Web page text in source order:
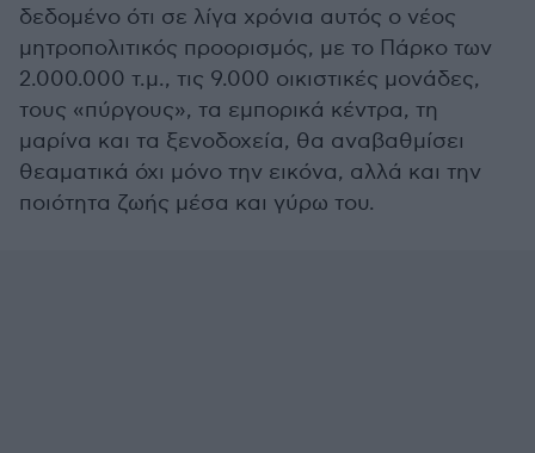
δεδομένο ότι σε λίγα χρόνια αυτός ο νέος
μητροπολιτικός προορισμός, με το Πάρκο των
2.000.000 τ.μ., τις 9.000 οικιστικές μονάδες,
τους «πύργους», τα εμπορικά κέντρα, τη
μαρίνα και τα ξενοδοχεία, θα αναβαθμίσει
θεαματικά όχι μόνο την εικόνα, αλλά και την
ποιότητα ζωής μέσα και γύρω του.